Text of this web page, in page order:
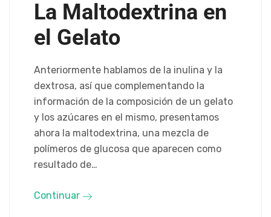
La Maltodextrina en
el Gelato
Anteriormente hablamos de la inulina y la
dextrosa, así que complementando la
información de la composición de un gelato
y los azúcares en el mismo, presentamos
ahora la maltodextrina, una mezcla de
polímeros de glucosa que aparecen como
resultado de…
Continuar